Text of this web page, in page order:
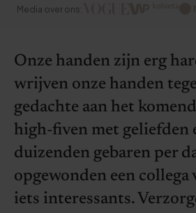
Media over ons:
Onze handen zijn erg
wrijven onze handen
gedachte aan het
high-fiven met geliefden
duizenden gebaren per
opgewonden een
iets interessants.